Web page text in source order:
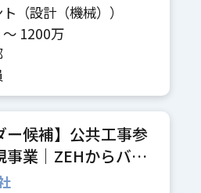
（設計（機械））
1200万
ー候補】公共工事参
業｜ZEHからバイ
織をゼロから創る